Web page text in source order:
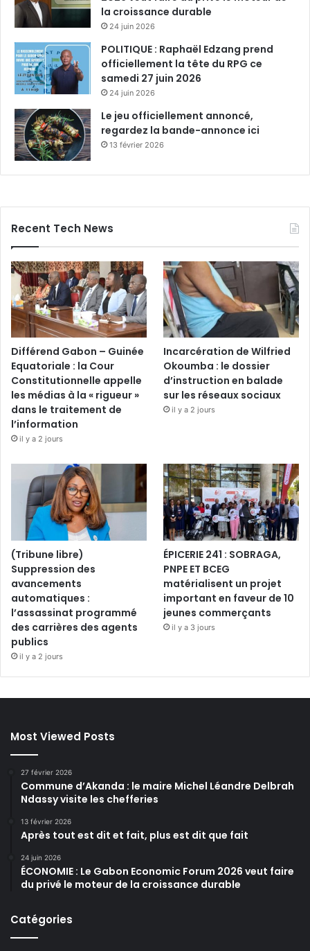
la croissance durable
24 juin 2026
POLITIQUE : Raphaël Edzang prend
officiellement la tête du RPG ce
samedi 27 juin 2026
24 juin 2026
Le jeu officiellement annoncé,
regardez la bande-annonce ici
13 février 2026
Recent Tech News
Différend Gabon – Guinée
Equatoriale : la Cour
Constitutionnelle appelle
les médias à la « rigueur »
dans le traitement de
l’information
il y a 2 jours
Incarcération de Wilfried
Okoumba : le dossier
d’instruction en balade
sur les réseaux sociaux
il y a 2 jours
(Tribune libre)
Suppression des
avancements
automatiques :
l’assassinat programmé
des carrières des agents
publics
il y a 2 jours
ÉPICERIE 241 : SOBRAGA,
PNPE ET BCEG
matérialisent un projet
important en faveur de 10
jeunes commerçants
il y a 3 jours
Most Viewed Posts
27 février 2026
Commune d’Akanda : le maire Michel Léandre Delbrah
Ndassy visite les chefferies
13 février 2026
Après tout est dit et fait, plus est dit que fait
24 juin 2026
ÉCONOMIE : Le Gabon Economic Forum 2026 veut faire
du privé le moteur de la croissance durable
Catégories